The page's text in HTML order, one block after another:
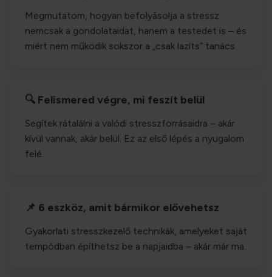
Megmutatom, hogyan befolyásolja a stressz
nemcsak a gondolataidat, hanem a testedet is – és
miért nem működik sokszor a „csak lazíts” tanács.
🔍 Felismered végre, mi feszít belül
Segítek rátalálni a valódi stresszforrásaidra – akár
kívül vannak, akár belül. Ez az első lépés a nyugalom
felé.
📌 6 eszköz, amit bármikor elővehetsz
Gyakorlati stresszkezelő technikák, amelyeket saját
tempódban építhetsz be a napjaidba – akár már ma.